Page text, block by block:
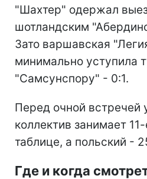
"Шахтер" одержал
шотландским
Зато варшавская
минимально уступила
"Самсунспору" - 0:1.
Перед очной встречей
коллектив занимает
таблице, а польский -
Где и когда